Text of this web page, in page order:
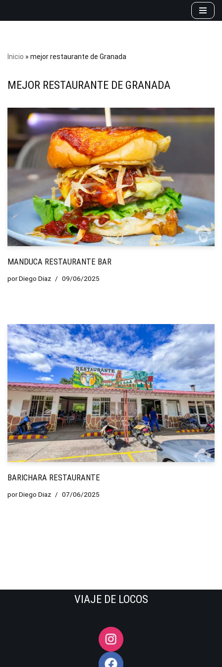
Inicio » mejor restaurante de Granada
MEJOR RESTAURANTE DE GRANADA
MANDUCA RESTAURANTE BAR
porDiego Diaz 09/06/2025
BARICHARA RESTAURANTE
porDiego Diaz 07/06/2025
VIAJE DE LOCOS